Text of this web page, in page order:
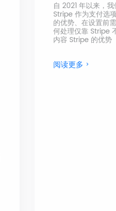
自 2021 年以来，
Stripe 作为支付选
的优势、在设置前
何处理仅靠 Stripe
内容 Stripe 的优势
阅读更多